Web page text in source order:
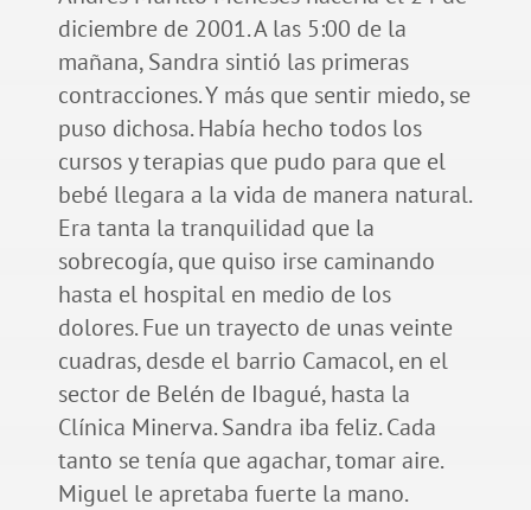
diciembre de 2001. A las 5:00 de la
mañana, Sandra sintió las primeras
contracciones. Y más que sentir miedo, se
puso dichosa. Había hecho todos los
cursos y terapias que pudo para que el
bebé llegara a la vida de manera natural.
Era tanta la tranquilidad que la
sobrecogía, que quiso irse caminando
hasta el hospital en medio de los
dolores. Fue un trayecto de unas veinte
cuadras, desde el barrio Camacol, en el
sector de Belén de Ibagué, hasta la
Clínica Minerva. Sandra iba feliz. Cada
tanto se tenía que agachar, tomar aire.
Miguel le apretaba fuerte la mano.